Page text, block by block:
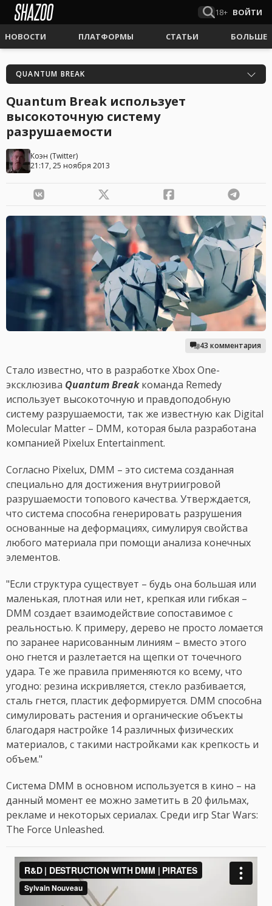
18+ ВОЙТИ
НОВОСТИ ПЛАТФОРМЫ СТАТЬИ БОЛЬШЕ
QUANTUM BREAK
Quantum Break использует
высокоточную систему
разрушаемости
Коэн (Twitter)
21:17, 25 ноября 2013
43 комментария
Стало известно, что в разработке Xbox One-
эксклюзива Quantum Breakкоманда Remedy
использует высокоточную и правдоподобную
систему разрушаемости, так же известную как Digital
Molecular Matter – DMM, которая была разработана
компанией Pixelux Entertainment.
Согласно Pixelux, DMM – это система созданная
специально для достижения внутриигровой
разрушаемости топового качества. Утверждается,
что система способна генерировать разрушения
основанные на деформациях, симулируя свойства
любого материала при помощи анализа конечных
элементов.
"Если структура существует – будь она большая или
маленькая, плотная или нет, крепкая или гибкая –
DMM создает взаимодействие сопоставимое с
реальностью. К примеру, дерево не просто ломается
по заранее нарисованным линиям – вместо этого
оно гнется и разлетается на щепки от точечного
удара. Те же правила применяются ко всему, что
угодно: резина искривляется, стекло разбивается,
сталь гнется, пластик деформируется. DMM способна
симулировать растения и органические объекты
благодаря настройке 14 различных физических
материалов, с такими настройками как крепкость и
объем."
Система DMM в основном используется в кино – на
данный момент ее можно заметить в 20 фильмах,
рекламе и некоторых сериалах. Среди игр Star Wars:
The Force Unleashed.